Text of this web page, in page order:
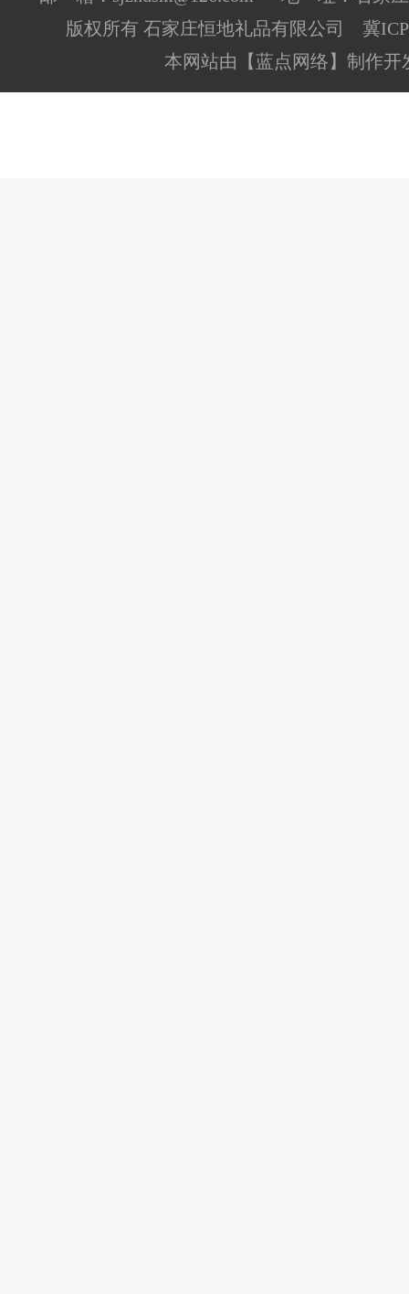
版权所有 石家庄恒地礼品有限公司 冀ICP
本网站由 【蓝点网络】 制作开